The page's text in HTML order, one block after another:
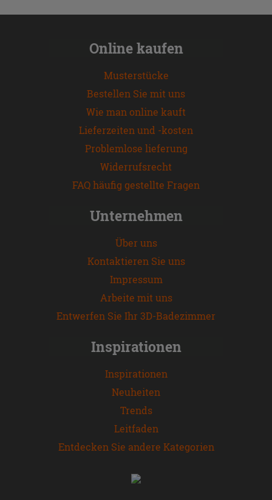
Online kaufen
Musterstücke
Bestellen Sie mit uns
Wie man online kauft
Lieferzeiten und -kosten
Problemlose lieferung
Widerrufsrecht
FAQ häufig gestellte Fragen
Unternehmen
Über uns
Kontaktieren Sie uns
Impressum
Arbeite mit uns
Entwerfen Sie Ihr 3D-Badezimmer
Inspirationen
Inspirationen
Neuheiten
Trends
Leitfaden
Entdecken Sie andere Kategorien